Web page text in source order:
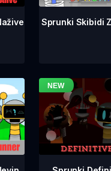
Sprunki Skibidi